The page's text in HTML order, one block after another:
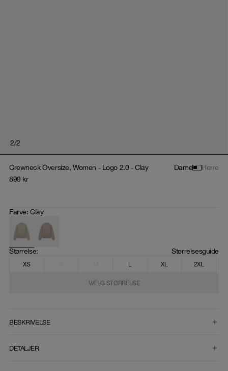
2/2
Crewneck Oversize, Women - Logo 2.0 - Clay Dame
Herre
899 kr
Farve:Clay
Størrelse: Størrelsesguide
XS L XL 2XL
VÆLG STØRRELSE
BESKRIVELSE
DETALJER